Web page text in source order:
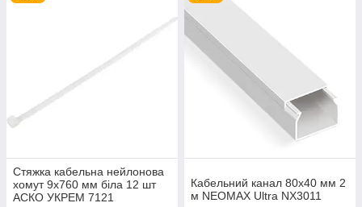
Стяжка кабельна нейлонова
хомут 9х760 мм біла 12 шт
АСКО УКРЕМ 7121
Кабельний канал 80х40 мм 2
м NEOMAX Ultra NX3011